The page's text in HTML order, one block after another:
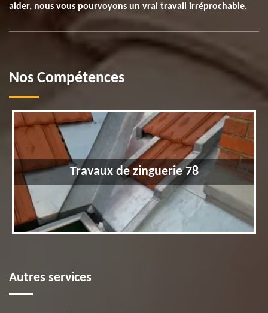
aider, nous vous pourvoyons un vrai travail irréprochable.
Nos Compétences
Travaux de zinguerie 78
Autres services